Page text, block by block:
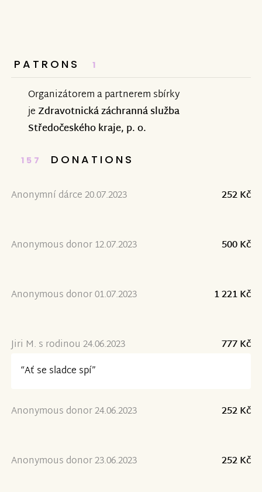
PATRONS 1
Organizátorem a partnerem sbírky
je Zdravotnická záchranná služba
Středočeského kraje, p. o.
157 DONATIONS
Anonymní dárce 20.07.2023 252 Kč
Anonymous donor 12.07.2023 500 Kč
Anonymous donor 01.07.2023 1 221 Kč
Jiri M. s rodinou 24.06.2023
777 Kč
“Ať se sladce spí”
Anonymous donor 24.06.2023 252 Kč
Anonymous donor 23.06.2023 252 Kč